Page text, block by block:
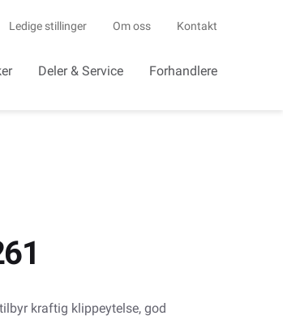
Ledige stillinger Om oss Kontakt
Deler & Service Forhandlere
kraftig klippeytelse, god